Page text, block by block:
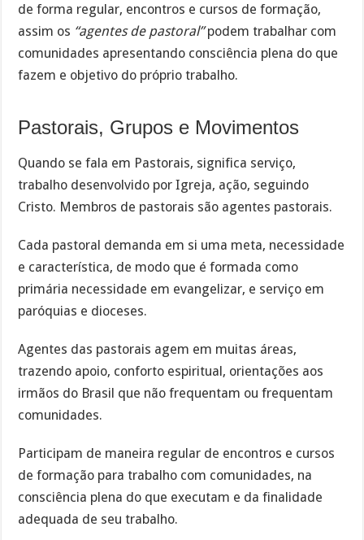
de forma regular, encontros e cursos de formação,
assim os “agentes de pastoral”podem trabalhar com
comunidades apresentando consciência plena do que
fazem e objetivo do próprio trabalho.
Pastorais, Grupos e Movimentos
Quando se fala em Pastorais, significa serviço,
trabalho desenvolvido por Igreja, ação, seguindo
Cristo. Membros de pastorais são agentes pastorais.
Cada pastoral demanda em si uma meta, necessidade
e característica, de modo que é formada como
primária necessidade em evangelizar, e serviço em
paróquias e dioceses.
Agentes das pastorais agem em muitas áreas,
trazendo apoio, conforto espiritual, orientações aos
irmãos do Brasil que não frequentam ou frequentam
comunidades.
Participam de maneira regular de encontros e cursos
de formação para trabalho com comunidades, na
consciência plena do que executam e da finalidade
adequada de seu trabalho.